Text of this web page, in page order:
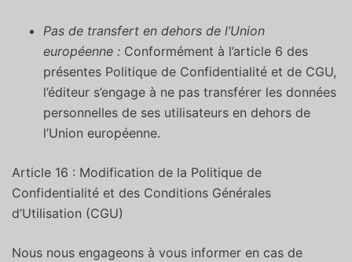
Pas de transfert en dehors de l’Union
européenne : Conformément à l’article 6 des
présentes Politique de Confidentialité et de CGU,
l’éditeur s’engage à ne pas transférer les données
personnelles de ses utilisateurs en dehors de
l’Union européenne.
Article 16 : Modification de la Politique de
Confidentialité et des Conditions Générales
d’Utilisation (CGU)
Nous nous engageons à vous informer en cas de